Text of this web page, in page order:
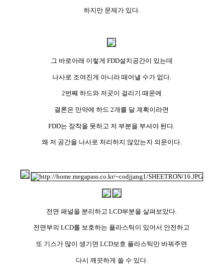
하지만 문제가 있다.
그 바로아래 이렇게 FDD설치공간이 있는데
나사로 조여진게 아니라 떼어낼 수가 없다.
2번째 하드와 저곳이 걸리기 때문에
결론은 만약에 하드 2개를 달 계획이라면
FDD는 장착을 못하고 저 부분을 부셔야 된다.
왜 저 공간을 나사로 처리하지 않았는지 의문이다.
전면 패널을 분리하고 LCD부분을 살펴보았다.
전면부의 LCD를 보호하는 플라스틱이 있어서 안전하고
또 기스가 많이 생기면 LCD보호 플라스틱만 바꿔주면
다시 깨끗하게 쓸 수 있다.